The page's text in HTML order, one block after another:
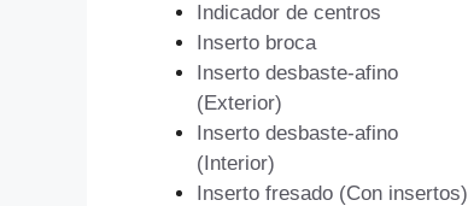
Indicador de centros
Inserto broca
Inserto desbaste-afino
(Exterior)
Inserto desbaste-afino
(Interior)
Inserto fresado (Con insertos)